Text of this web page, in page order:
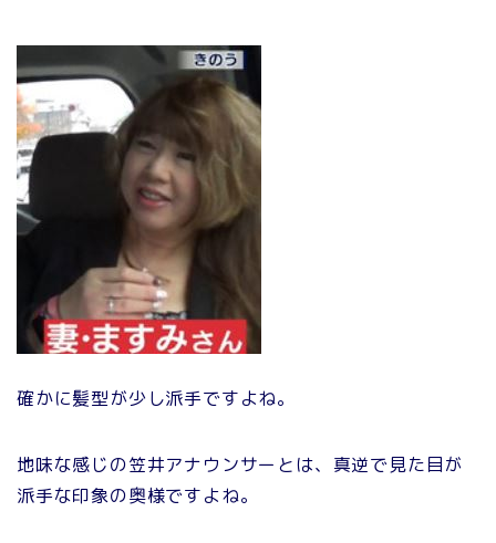
確かに髪型が少し派手ですよね。
地味な感じの笠井アナウンサーとは、真逆で見た目が
派手な印象の奥様ですよね。